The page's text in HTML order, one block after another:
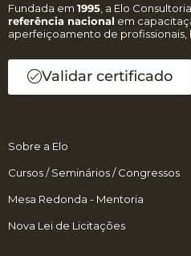
Fundada em 1995 , a Elo Consultoria
referência nacional em
aperfeiçoamento de profissionais,
Validar certificado
Sobre a Elo
Cursos / Seminários / Congressos
Mesa Redonda - Mentoria
Nova Lei de Licitações